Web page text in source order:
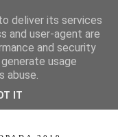
▼
deliver its services
and user-agent are
and security
usage
abuse.
IT